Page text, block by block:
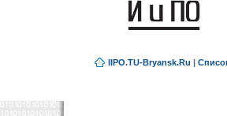
IIPO.TU-Bryansk.Ru |